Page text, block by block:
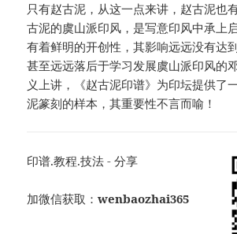
只有赵古泥，从这一点来讲，赵古泥也
古泥的虞山派印风，是写意印风中承上
有着鲜明的开创性，其影响远远没有达
甚至远远落后于学习发展虞山派印风的
义上讲，《赵古泥印谱》为印坛提供了
泥篆刻的样本，其重要性不言而喻！
印谱.教程.技法 - 分享
加微信获取：wenbaozhai365